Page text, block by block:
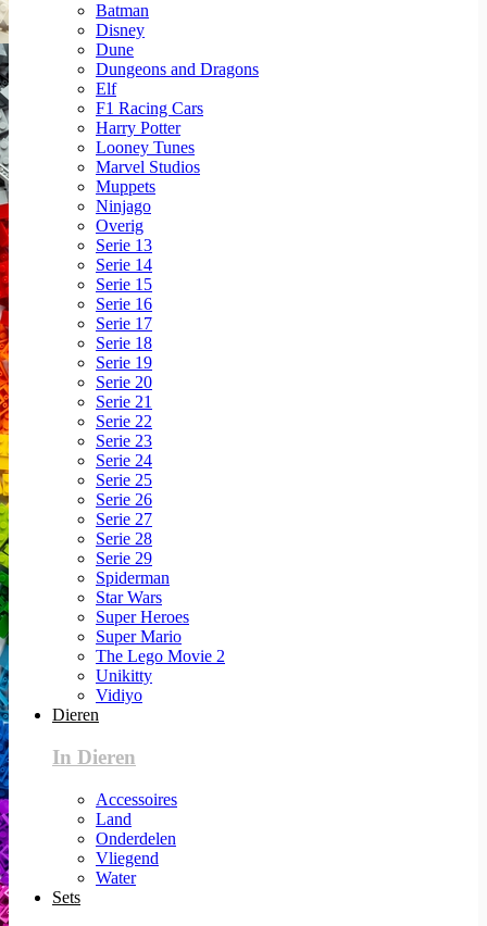
Batman
Disney
Dune
Dungeons and Dragons
Elf
F1 Racing Cars
Harry Potter
Looney Tunes
Marvel Studios
Muppets
Ninjago
Overig
Serie 13
Serie 14
Serie 15
Serie 16
Serie 17
Serie 18
Serie 19
Serie 20
Serie 21
Serie 22
Serie 23
Serie 24
Serie 25
Serie 26
Serie 27
Serie 28
Serie 29
Spiderman
Star Wars
Super Heroes
Super Mario
The Lego Movie 2
Unikitty
Vidiyo
Dieren
In Dieren
Accessoires
Land
Onderdelen
Vliegend
Water
Sets